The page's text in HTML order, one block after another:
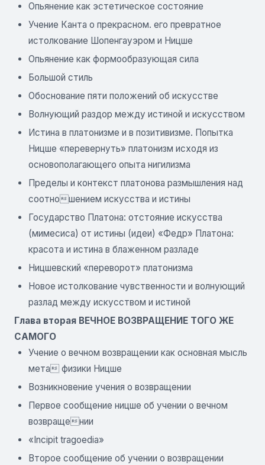
Опьянение как эстетическое состояние
Учение Канта о прекрасном. его превратное
истолкование Шопенгауэром и Ницше
Опьянение как формообразующая сила
Большой стиль
Обоснование пяти положений об искусстве
Волнующий раздор между истиной и искусством
Истина в платонизме и в позитивизме. Попытка
Ницше «перевернуть» платонизм исходя из
основополагающего опыта нигилизма
Пределы и контекст платонова размышления над
соотношением искусства и истины
Государство Платона: отстояние искусства
(мимесиса) от истины (идеи) «Федр» Платона:
красота и истина в блаженном разладе
Ницшевский «переворот» платонизма
Новое истолкование чувственности и волнующий
разлад между искусством и истиной
Глава вторая ВЕЧНОЕ ВОЗВРАЩЕНИЕ ТОГО ЖЕ
САМОГО
Учение о вечном возвращении как основная мысль
мета физики Ницше
Возникновение учения о возвращении
Первое сообщение ницше об учении о вечном
возвращении
«Incipit tragoedia»
Второе сообщение об учении о возвращении